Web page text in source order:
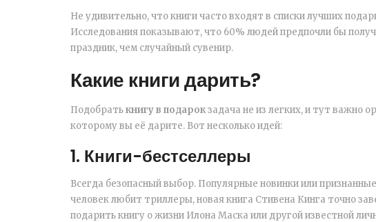
Не удивительно, что книги часто входят в списки лучших
Исследования показывают, что 60% людей предпочли бы
праздник, чем случайный сувенир.
Какие книги дарить?
Подобратькнигу в подарокзадача не из легких, и тут важно
которому вы её дарите. Вот несколько идей:
1. Книги-бестселлеры
Всегда безопасный выбор. Популярные новинки или
человек любит триллеры, новая книга Стивена Кинга точно
подарить книгу о жизни Илона Маска или другой известной